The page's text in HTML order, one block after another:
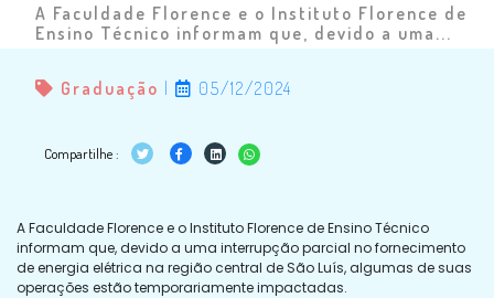
A Faculdade Florence e o Instituto Florence de
Ensino Técnico informam que, devido a uma...
Graduação | 05/12/2024
Compartilhe :
A Faculdade Florence e o Instituto Florence de Ensino Técnico
informam que, devido a uma interrupção parcial no fornecimento
de energia elétrica na região central de São Luís, algumas de suas
operações estão temporariamente impactadas.